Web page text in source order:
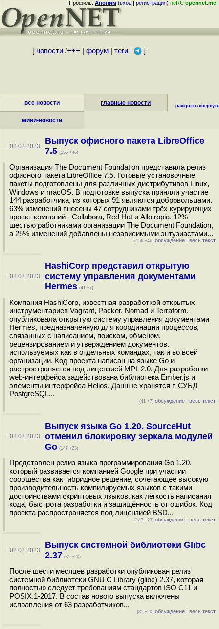
Профиль:Аноним(вход|регистрация)неRUopennet.me
[ новости/+++ форум| теги| ]
все новости главные новости
мини-новости
раскрыть/свернуть
· 02.02.2023
Выпуск офисного пакета LibreOffice
7.5 (156 +46)
Организация The Document Foundation представила релиз
офисного пакета LibreOffice 7.5. Готовые установочные
пакеты подготовлены для различных дистрибутивов Linux,
Windows и macOS. В подготовке выпуска приняли участие
144 разработчика, из которых 91 являются добровольцами.
63% изменений внесены 47 сотрудниками трёх курирующих
проект компаний - Collabora, Red Hat и Allotropia, 12%
шестью работниками организации The Document Foundation,
а 25% изменений добавлены независимыми энтузиастами...
(156 +46) обсуждение | весь текст
· 02.02.2023
HashiCorp представил открытую
систему управления документами
Hermes (41 +7)
Компания HashiCorp, известная разработкой открытых
инструментариев Vagrant, Packer, Nomad и Terraform,
опубликовала открытую систему управления документами
Hermes, предназначенную для координации процессов,
связанных с написанием, поиском, обменом,
рецензированием и утверждением документов,
используемых как в отдельных командах, так и во всей
организации. Код проекта написан на языке Go и
распространяется под лицензией MPL 2.0. Для разработки
web-интерфейса задействована библиотека Ember.js и
элементы интерфейса Helios. Данные хранятся в СУБД
PostgreSQL...
(41 +7) обсуждение | весь текст
· 02.02.2023
Выпуск языка Go 1.20. SourceHut
отменил блокировку зеркала модулей
Go (147 +23)
Представлен релиз языка программирования Go 1.20,
который развивается компанией Google при участии
сообщества как гибридное решение, сочетающее высокую
производительность компилируемых языков с такими
достоинствами скриптовых языков, как лёгкость написания
кода, быстрота разработки и защищённость от ошибок. Код
проекта распространяется под лицензией BSD...
(147 +23) обсуждение | весь текст
· 02.02.2023
Выпуск системной библиотеки Glibc
2.37 (81 +20)
После шести месяцев разработки опубликован релиз
системной библиотеки GNU C Library (glibc) 2.37, которая
полностью следует требованиям стандартов ISO C11 и
POSIX.1-2017. В состав нового выпуска включены
исправления от 63 разработчиков...
(81 +20) обсуждение | весь текст